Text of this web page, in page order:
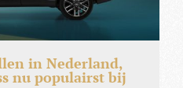
in Nederland,
nu populairst bij